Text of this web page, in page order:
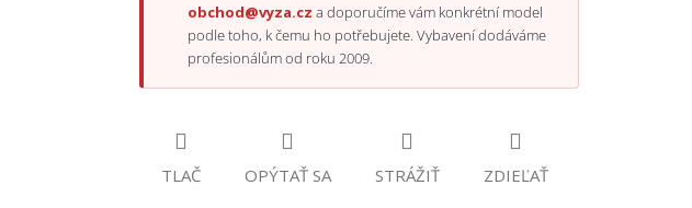
obchod@vyza.cz a doporučíme vám konkrétní model
podle toho, k čemu ho potřebujete. Vybavení dodáváme
profesionálům od roku 2009.
TLAČ OPÝTAŤ SA STRÁŽIŤ ZDIEĽAŤ